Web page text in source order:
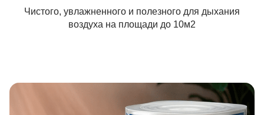
Чистого, увлажненного и полезного для дыхания
воздуха на площади до 10м2